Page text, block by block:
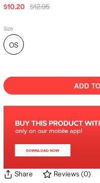
$10.20 $12.95
Size
OS
ADD
Share Reviews (0)